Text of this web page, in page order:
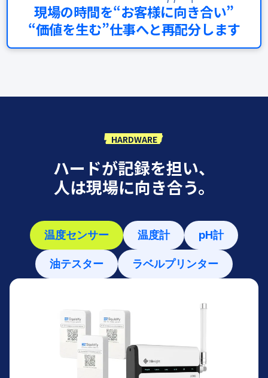
現場の時間を“お客様に向き合い”
“価値を生む”仕事へと再配分します
HARDWARE
ハードが記録を担い、
人は現場に向き合う。
温度センサー 温度計 pH計
油テスター ラベルプリンター